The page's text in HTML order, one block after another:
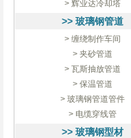
> 辉业达冷却塔
>> 玻璃钢管道
> 缠绕制作车间
> 夹砂管道
> 瓦斯抽放管道
> 保温管道
> 玻璃钢管道管件
> 电缆穿线管
>> 玻璃钢型材